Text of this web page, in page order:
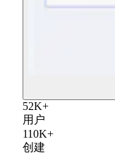
52K+
用户
110K+
创建